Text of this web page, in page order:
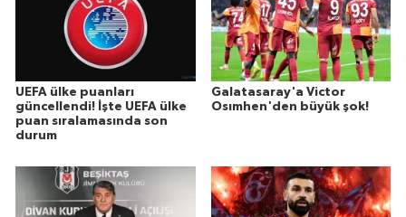
UEFA ülke puanları
güncellendi! İşte UEFA ülke
puan sıralamasında son
durum
Galatasaray'a Victor
Osımhen'den büyük şok!